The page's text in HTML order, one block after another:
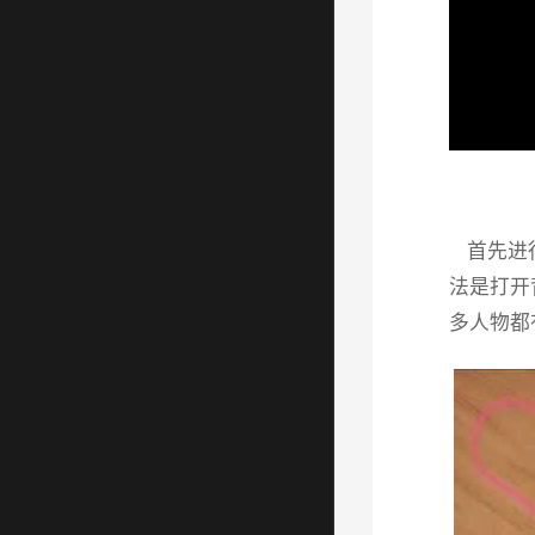
首先进
法是打
多人物